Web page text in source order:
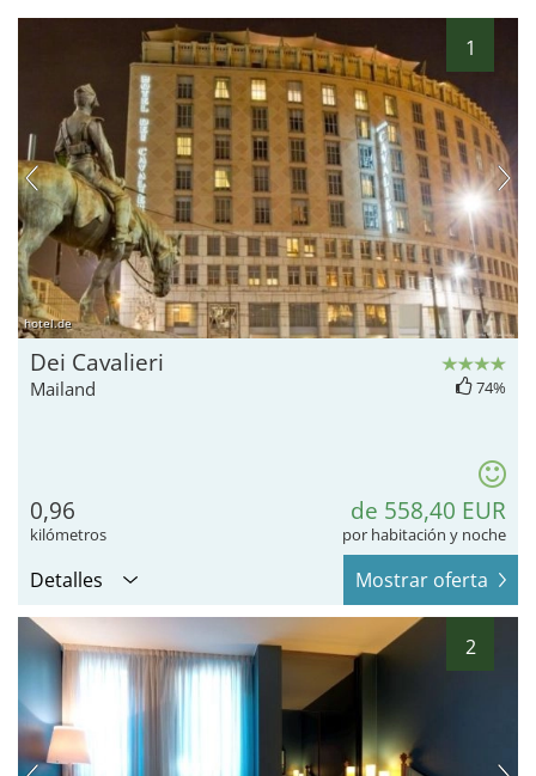
1
hotel.de
Dei Cavalieri
Mailand 74%
0,96
kilómetros
de 558,40 EUR
por habitación y noche
Detalles Mostrar oferta
2